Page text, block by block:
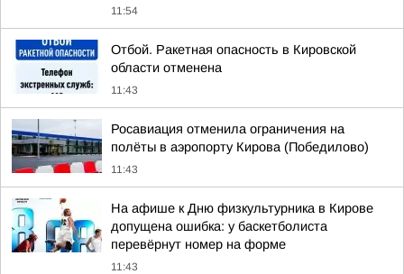
11:54
Отбой. Ракетная опасность в Кировской
области отменена
11:43
Росавиация отменила ограничения на
полёты в аэропорту Кирова (Победилово)
11:43
На афише к Дню физкультурника в Кирове
допущена ошибка: у баскетболиста
перевёрнут номер на форме
11:43